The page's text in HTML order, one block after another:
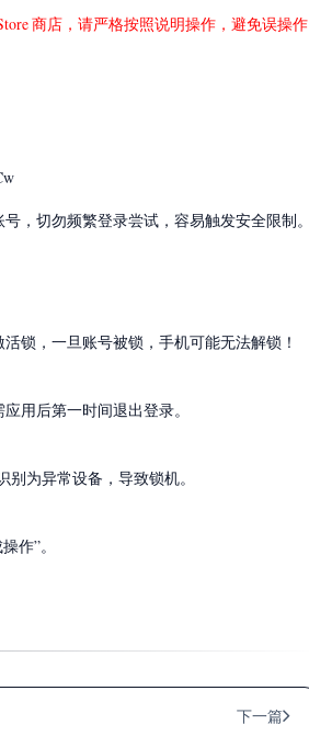
商店，请严格按照说明操作，避免误操作
，切勿频繁登录尝试，容易触发安全限制。
锁，一旦账号被锁，手机可能无法解锁！
用后第一时间退出登录。
为异常设备，导致锁机。
作”。
下一篇